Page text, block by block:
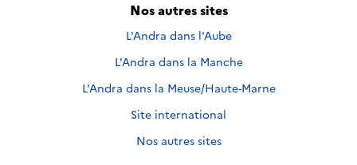
Nos autres sites
L'Andra dans l'Aube
L'Andra dans la Manche
L'Andra dans la Meuse/Haute-Marne
Site international
Nos autres sites